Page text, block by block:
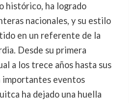
histórico, ha logrado
nacionales, y su estilo
en un referente de la
Desde su primera
a los trece años hasta sus
eventos
ha dejado una huella